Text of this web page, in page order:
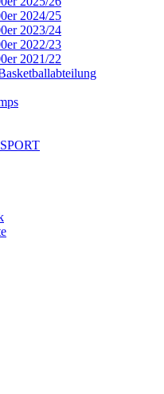
2024/25
2023/24
2022/23
2021/22